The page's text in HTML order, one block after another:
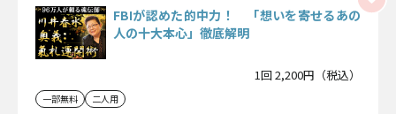
FBIが認めた的中力！ 「想いを寄せるあの
人の十大本心」徹底解明
1回 2,200円（税込）
一部無料 二人用